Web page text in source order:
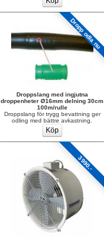
Dropp odla nu
Droppslang med ingjutna
droppenheter Ø16mm delning 30cm
100m/rulle
Droppslang för trygg bevattning ger
odling med bättre avkastning.
3990.-